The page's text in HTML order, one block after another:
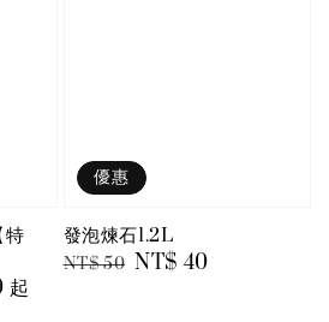
起
優惠
發泡煉石1.2L
Regular
NT$ 50 Sale
NT$ 40